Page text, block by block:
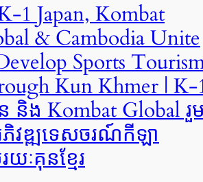
1 Japan, Kombat
& Cambodia Unite
Sports
Kun Khmer | K-
និង Kombat Global រួ
ភិវឌ្ឍទេសចរណ៍កីឡា
យៈគុនខ្មែរ